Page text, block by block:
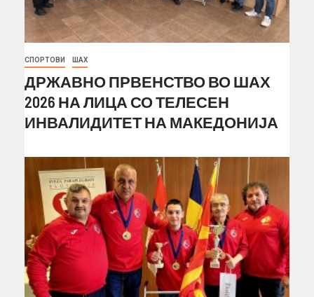
СПОРТОВИ ШАХ
ДРЖАВНО ПРВЕНСТВО ВО ШАХ
2026 НА ЛИЦА СО ТЕЛЕСЕН
ИНВАЛИДИТЕТ НА МАКЕДОНИЈА